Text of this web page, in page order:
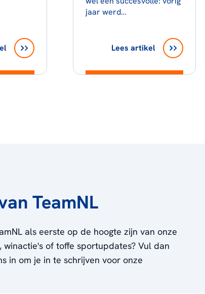
jaar werd…
Lees artikel
TeamNL
als eerste op de hoogte zijn van onze
winactie's of toffe sportupdates? Vul dan
in om je in te schrijven voor onze